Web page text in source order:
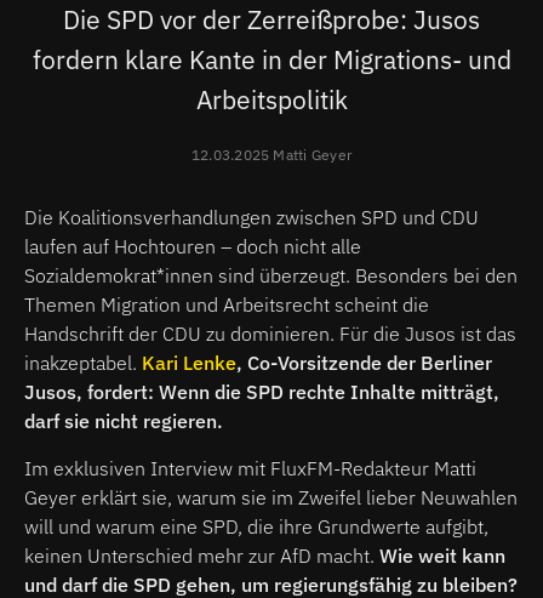
Die SPD vor der Zerreißprobe: Jusos
fordern klare Kante in der Migrations- und
Arbeitspolitik
12.03.2025 Matti Geyer
Die Koalitionsverhandlungen zwischen SPD und CDU
laufen auf Hochtouren – doch nicht alle
Sozialdemokrat*innen sind überzeugt. Besonders bei den
Themen Migration und Arbeitsrecht scheint die
Handschrift der CDU zu dominieren. Für die Jusos ist das
inakzeptabel. Kari Lenke, Co-Vorsitzende der Berliner
Jusos, fordert: Wenn die SPD rechte Inhalte mitträgt,
darf sie nicht regieren.
Im exklusiven Interview mit FluxFM-Redakteur Matti
Geyer erklärt sie, warum sie im Zweifel lieber Neuwahlen
will und warum eine SPD, die ihre Grundwerte aufgibt,
keinen Unterschied mehr zur AfD macht. Wie weit kann
und darf die SPD gehen, um regierungsfähig zu bleiben?